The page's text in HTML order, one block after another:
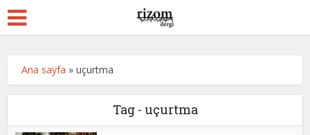
Ana sayfa »uçurtma
Tag - uçurtma